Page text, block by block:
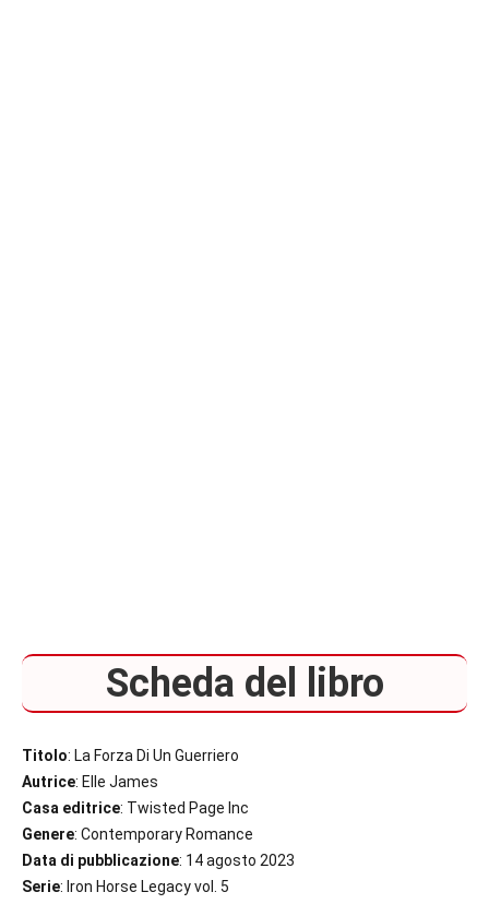
Scheda del libro
Titolo: La Forza Di Un Guerriero
Autrice: Elle James
Casa editrice: Twisted Page Inc
Genere: Contemporary Romance
Data di pubblicazione: 14 agosto 2023
Serie: Iron Horse Legacy vol. 5